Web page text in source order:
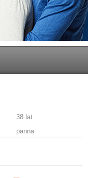
38 lat
panna